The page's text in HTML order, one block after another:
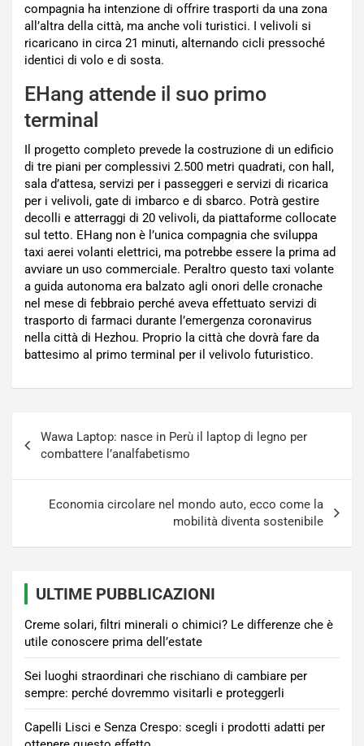
compagnia ha intenzione di offrire trasporti da una zona
all’altra della città, ma anche voli turistici. I velivoli si
ricaricano in circa 21 minuti, alternando cicli pressoché
identici di volo e di sosta.
EHang attende il suo primo
terminal
Il progetto completo prevede la costruzione di un edificio
di tre piani per complessivi 2.500 metri quadrati, con hall,
sala d’attesa, servizi per i passeggeri e servizi di ricarica
per i velivoli, gate di imbarco e di sbarco. Potrà gestire
decolli e atterraggi di 20 velivoli, da piattaforme collocate
sul tetto. EHang non è l’unica compagnia che sviluppa
taxi aerei volanti elettrici, ma potrebbe essere la prima ad
avviare un uso commerciale. Peraltro questo taxi volante
a guida autonoma era balzato agli onori delle cronache
nel mese di febbraio perché aveva effettuato servizi di
trasporto di farmaci durante l’emergenza coronavirus
nella città di Hezhou. Proprio la città che dovrà fare da
battesimo al primo terminal per il velivolo futuristico.
articoli
Wawa Laptop: nasce in Perù il laptop di legno per
combattere l’analfabetismo
Economia circolare nel mondo auto, ecco come la
mobilità diventa sostenibile
ULTIME PUBBLICAZIONI
Creme solari, filtri minerali o chimici? Le differenze che è
utile conoscere prima dell’estate
Sei luoghi straordinari che rischiano di cambiare per
sempre: perché dovremmo visitarli e proteggerli
Capelli Lisci e Senza Crespo: scegli i prodotti adatti per